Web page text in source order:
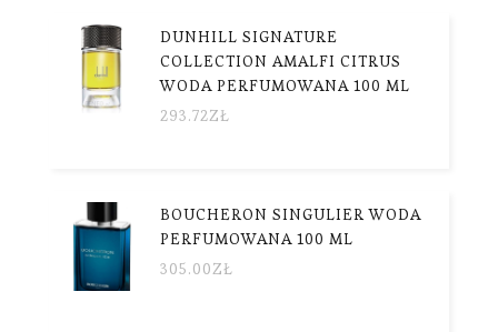
DUNHILL SIGNATURE
COLLECTION AMALFI CITRUS
WODA PERFUMOWANA 100 ML
293.72ZŁ
BOUCHERON SINGULIER WODA
PERFUMOWANA 100 ML
305.00ZŁ